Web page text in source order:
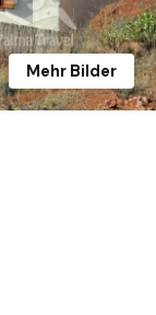
Mehr Bilder